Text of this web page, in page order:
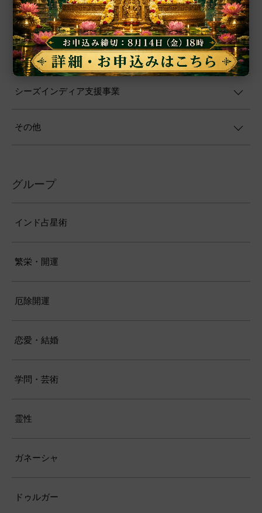
書籍
ポスター
シーズインディア支援事業
その他
グループ
インド占星術
繁栄・開運
厄除開運
恋愛・結婚
学問・芸術
霊性
ガネーシャ
ドゥルガー